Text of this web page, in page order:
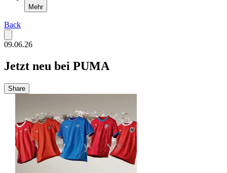
Mehr
Back
09.06.26
Jetzt neu bei PUMA
Share